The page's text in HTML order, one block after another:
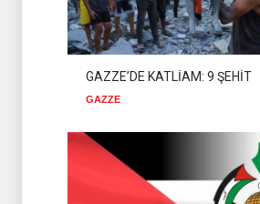
GAZZE’DE KATLİAM: 9 ŞEHİT
GAZZE